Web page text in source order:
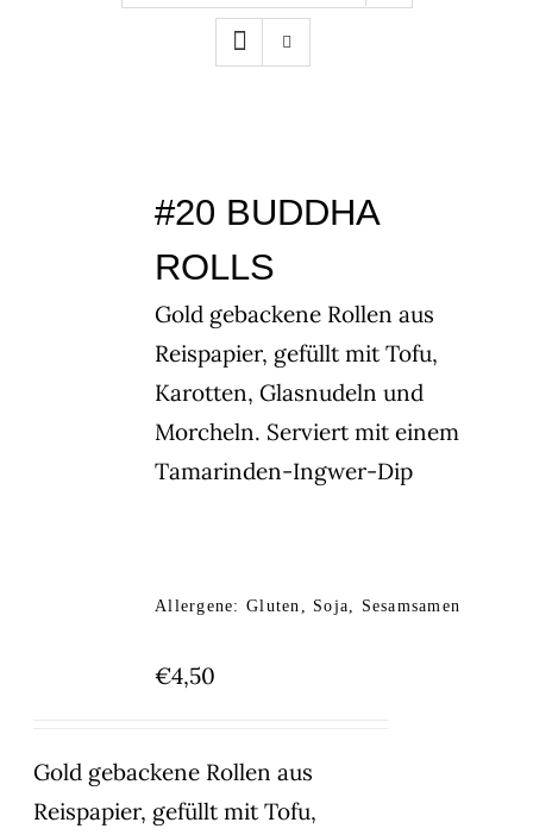
#20 BUDDHA
ROLLS
Gold gebackene Rollen aus
Reispapier, gefüllt mit Tofu,
Karotten, Glasnudeln und
Morcheln. Serviert mit einem
Tamarinden-Ingwer-Dip
Allergene: Gluten, Soja, Sesamsamen
€4,50
Gold gebackene Rollen aus
Reispapier, gefüllt mit Tofu,